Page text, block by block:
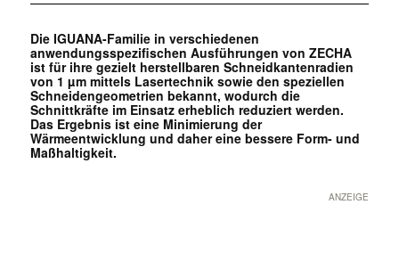
Die IGUANA-Familie in verschiedenen
anwendungsspezifischen Ausführungen von ZECHA
ist für ihre gezielt herstellbaren Schneidkantenradien
von 1 µm mittels Lasertechnik sowie den speziellen
Schneidengeometrien bekannt, wodurch die
Schnittkräfte im Einsatz erheblich reduziert werden.
Das Ergebnis ist eine Minimierung der
Wärmeentwicklung und daher eine bessere Form- und
Maßhaltigkeit.
ANZEIGE